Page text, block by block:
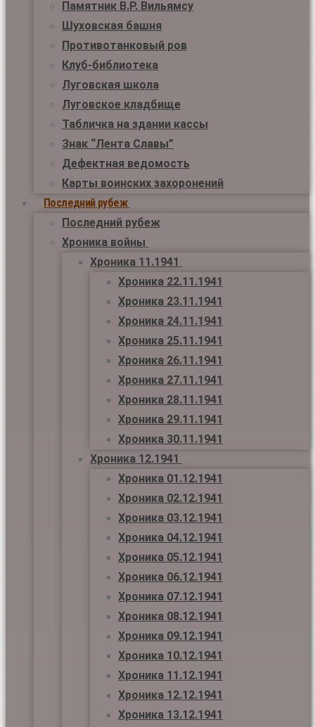
Памятник В.Р. Вильямсу
Шуховская башня
Противотанковый ров
Клуб-библиотека
Луговская школа
Луговское кладбище
Табличка на здании кассы
Знак “Лента Славы”
Дефектная ведомость
Карты воинских захоронений
Последний рубеж
Последний рубеж
Хроника войны
Хроника 11.1941
Хроника 22.11.1941
Хроника 23.11.1941
Хроника 24.11.1941
Хроника 25.11.1941
Хроника 26.11.1941
Хроника 27.11.1941
Хроника 28.11.1941
Хроника 29.11.1941
Хроника 30.11.1941
Хроника 12.1941
Хроника 01.12.1941
Хроника 02.12.1941
Хроника 03.12.1941
Хроника 04.12.1941
Хроника 05.12.1941
Хроника 06.12.1941
Хроника 07.12.1941
Хроника 08.12.1941
Хроника 09.12.1941
Хроника 10.12.1941
Хроника 11.12.1941
Хроника 12.12.1941
Хроника 13.12.1941